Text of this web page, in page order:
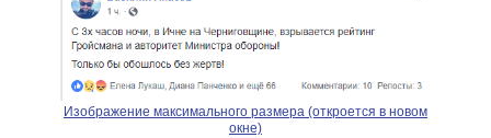
Изображение максимального размера (откроется в новом
окне)